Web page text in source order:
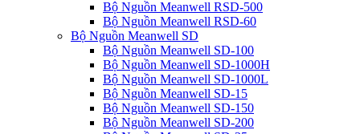
Bộ Nguồn Meanwell RSD-500
Bộ Nguồn Meanwell RSD-60
Bộ Nguồn Meanwell SD
Bộ Nguồn Meanwell SD-100
Bộ Nguồn Meanwell SD-1000H
Bộ Nguồn Meanwell SD-1000L
Bộ Nguồn Meanwell SD-15
Bộ Nguồn Meanwell SD-150
Bộ Nguồn Meanwell SD-200